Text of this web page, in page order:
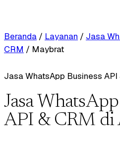
Beranda / Layanan / Jasa
CRM / Maybrat
Jasa WhatsApp Business API
Jasa
API & CRM di